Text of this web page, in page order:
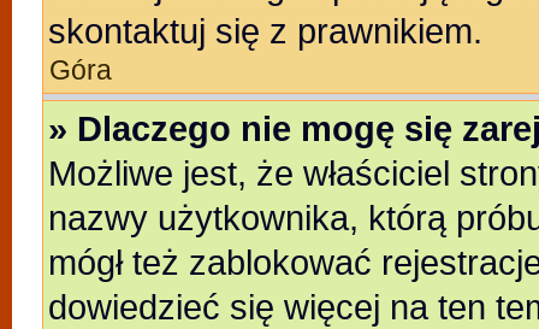
skontaktuj się z prawnikiem.
Góra
» Dlaczego nie mogę się
Możliwe jest, że właściciel
nazwy użytkownika, którą
mógł też zablokować
dowiedzieć się więcej na ten